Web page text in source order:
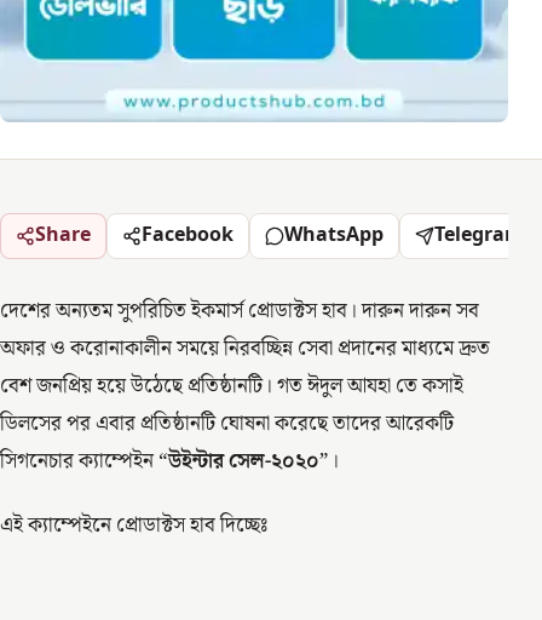
Share Facebook WhatsApp Telegram
দেশের অন্যতম সুপরিচিত ইকমার্স প্রোডাক্টস হাব। দারুন দারুন সব
অফার ও করোনাকালীন সময়ে নিরবচ্ছিন্ন সেবা প্রদানের মাধ্যমে দ্রুত
বেশ জনপ্রিয় হয়ে উঠেছে প্রতিষ্ঠানটি। গত ঈদুল আযহা তে কসাই
ডিলসের পর এবার প্রতিষ্ঠানটি ঘোষনা করেছে তাদের আরেকটি
সিগনেচার ক্যাম্পেইন “উইন্টার সেল-২০২০”।
এই ক্যাম্পেইনে প্রোডাক্টস হাব দিচ্ছেঃ